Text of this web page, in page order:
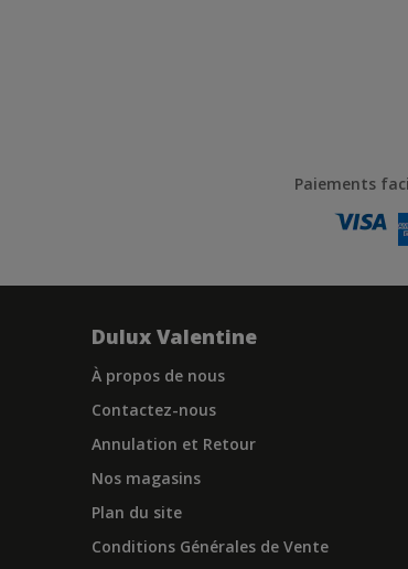
Paiements
Dulux Valentine
À propos de nous
Contactez-nous
Annulation et Retour
Nos magasins
Plan du site
Conditions Générales de Vente